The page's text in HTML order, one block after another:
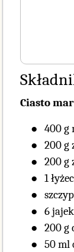
Ciasto
400 g
200 g
200 g
1
6
200 g
50 ml